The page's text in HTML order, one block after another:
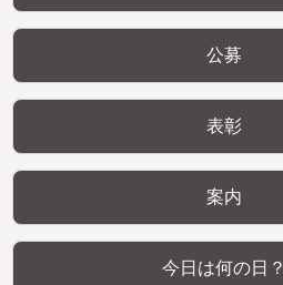
公募
表彰
案内
今日は何の日？